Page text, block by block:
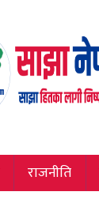
राजनीति